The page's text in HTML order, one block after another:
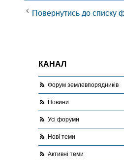
Повернутись до списку
КАНАЛ
Форум землевпорядників
Новини
Усі форуми
Нові теми
Активні теми